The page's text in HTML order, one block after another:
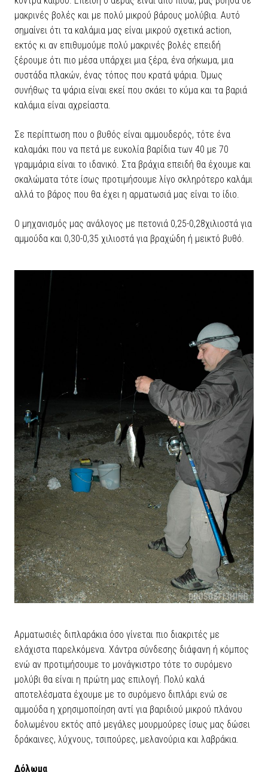
μακρινές βολές και με πολύ μικρού βάρους μολύβια. Αυτό
σημαίνει ότι τα καλάμια μας είναι μικρού σχετικά action,
εκτός κι αν επιθυμούμε πολύ μακρινές βολές επειδή
ξέρουμε ότι πιο μέσα υπάρχει μια ξέρα, ένα σήκωμα, μια
συστάδα πλακών, ένας τόπος που κρατά ψάρια. Όμως
συνήθως τα ψάρια είναι εκεί που σκάει το κύμα και τα βαριά
καλάμια είναι αχρείαστα.
Σε περίπτωση που ο βυθός είναι αμμουδερός, τότε ένα
καλαμάκι που να πετά με ευκολία βαρίδια των 40 με 70
γραμμάρια είναι το ιδανικό. Στα βράχια επειδή θα έχουμε και
σκαλώματα τότε ίσως προτιμήσουμε λίγο σκληρότερο καλάμι
αλλά το βάρος που θα έχει η αρματωσιά μας είναι το ίδιο.
Ο μηχανισμός μας ανάλογος με πετονιά 0,25-0,28χιλιοστά για
αμμούδα και 0,30-0,35 χιλιοστά για βραχώδη ή μεικτό βυθό.
Αρματωσιές διπλαράκια όσο γίνεται πιο διακριτές με
ελάχιστα παρελκόμενα. Χάντρα σύνδεσης διάφανη ή κόμπος
ενώ αν προτιμήσουμε το μονάγκιστρο τότε το συρόμενο
μολύβι θα είναι η πρώτη μας επιλογή. Πολύ καλά
αποτελέσματα έχουμε με το συρόμενο διπλάρι ενώ σε
αμμούδα η χρησιμοποίηση αντί για βαριδιού μικρού πλάνου
δολωμένου εκτός από μεγάλες μουρμούρες ίσως μας δώσει
δράκαινες, λύχνους, τσιπούρες, μελανούρια και λαβράκια.
Δόλωμα